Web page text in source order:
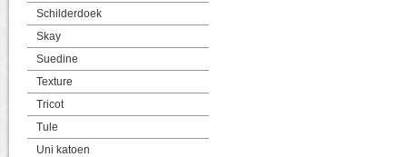
Schilderdoek
Skay
Suedine
Texture
Tricot
Tule
Uni katoen